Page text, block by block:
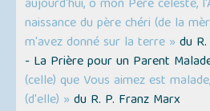
aujourd'hui, ô mon Père céleste,
naissance du père chéri (de la
m'avez donné sur la terre » du
- La Prière pour un Parent
(celle) que Vous aimez est
(d'elle) » du R. P. Franz Marx